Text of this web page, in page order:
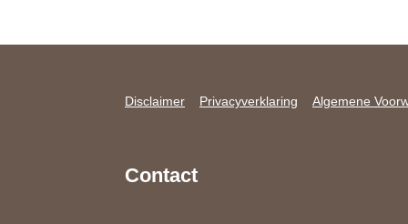
Disclaimer Privacyverklaring Algemene
Contact